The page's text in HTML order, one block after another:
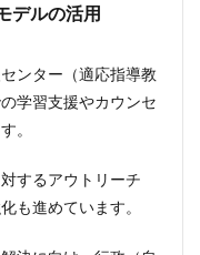
デルの活用
ンター（適応指導教
学習支援やカウンセ
。
するアウトリーチ
も進めています。